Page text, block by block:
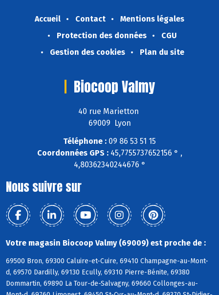
Accueil Contact
Mentions légales
Protection des données
CGU
Gestion des cookies
Plan du site
Biocoop Valmy
40 rue Marietton
69009 Lyon
Téléphone : 09 86 53 51 15
Coordonnées GPS :45,7755737652156 ° ,
4,80362340244676 °
Nous suivre sur
Votre magasin Biocoop Valmy (69009) est proche de :
69500 Bron, 69300 Caluire-et-Cuire, 69410 Champagne-au-Mont-
d, 69570 Dardilly, 69130 Ecully, 69310 Pierre-Bénite, 69380
Dommartin, 69890 La Tour-de-Salvagny, 69660 Collonges-au-